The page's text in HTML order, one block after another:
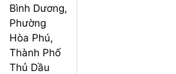
Bình Dương,
Phường
Hòa Phú,
Thành Phố
Thủ Dầu